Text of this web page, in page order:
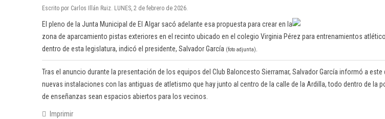
Escrito por Carlos Illán Ruiz. LUNES, 2 de febrero de 2026.
El pleno de la Junta Municipal de El Algar sacó adelante esa propuesta para crear en la
zona de aparcamiento pistas exteriores en el recinto ubicado en el colegio Virginia Pérez para entrenamientos
dentro de esta legislatura, indicó el presidente, Salvador García (foto adjunta).
Tras el anuncio durante la presentación de los equipos del Club Baloncesto Sierramar, Salvador García informó a
nuevas instalaciones con las antiguas de atletismo que hay junto al centro de la calle de la Ardilla, todo dentro de la
de enseñanzas sean espacios abiertos para los vecinos.
Imprimir